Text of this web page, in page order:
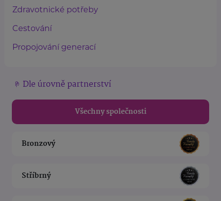
Zdravotnické potřeby
Cestování
Propojování generací
Dle úrovně partnerství
Všechny společnosti
Bronzový
Stříbrný